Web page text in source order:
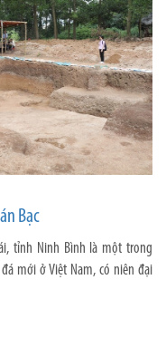
Bạc
tỉnh Ninh Bình là một trong
mới ở Việt Nam, có niên đại